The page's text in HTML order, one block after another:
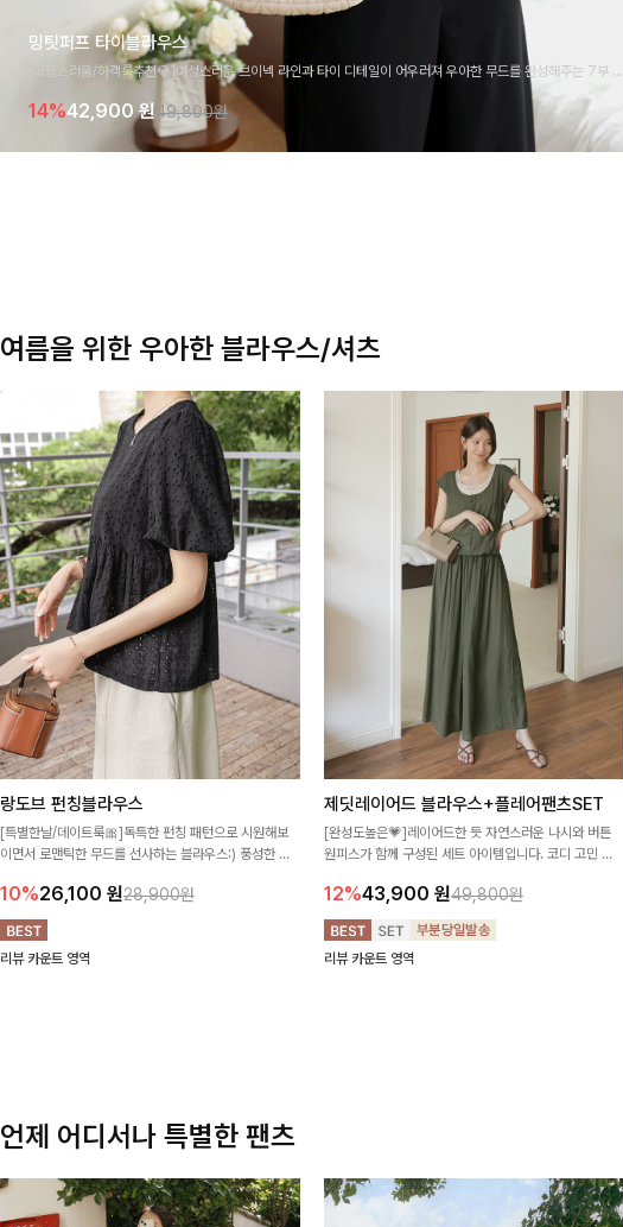
밍팃퍼프 타이블라우스
[고급스러움/하객룩추천💎]여성스러운 브이넥 라인과 타이 디테일이 어우러져 우아한 무드를 완성해주는 7부 블
라우스 🤍 여유로운 7부 소매로 편안하게 착용되며 데일리룩부터 출근룩, 하객룩까지 세련된 스타일링을 연출하
기 좋은 아이템이에요
14%42,900원 49,800원
여름을 위한 우아한 블라우스/셔츠
랑도브 펀칭블라우스
[특별한날/데이트룩🎀]독특한 펀칭 패턴으로 시원해보
이면서 로맨틱한 무드를 선사하는 블라우스:) 풍성한 퍼
10%26,100 원28,900원
리뷰 카운트 영역
제딧레이어드 블라우스+플레어팬츠SET
[완성도높은💗]레이어드한 듯 자연스러운 나시와 버튼
원피스가 함께 구성된 세트 아이템입니다. 코디 고민 없
12%43,900 원49,800원
리뷰 카운트 영역
언제 어디서나 특별한 팬츠